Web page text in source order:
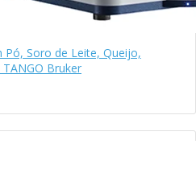
Soro de Leite, Queijo,
Bruker